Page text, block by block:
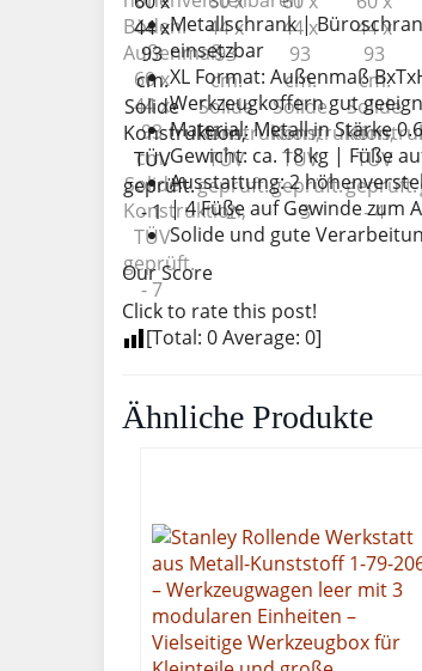
Metallschrank |
einsetzbar
XL Format: Außenmaß
Werkzeugkoffern gut
Material: Metall in Stärke
Gewicht: ca. 18 kg | Füße
Ausstattung: 2
| 4 Füße auf Gewinde zum
Solide und gute
Our Score
Click to rate this post!
[Total: 0Average: 0]
Ähnliche Produkte